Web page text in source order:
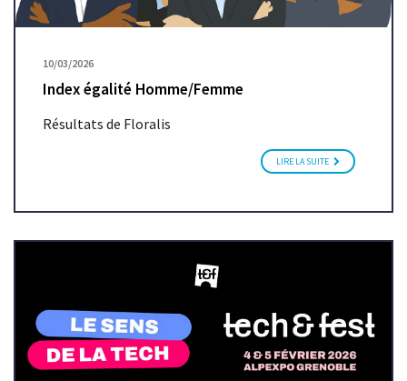
10/03/2026
Index égalité Homme/Femme
Résultats de Floralis
LIRE LA SUITE